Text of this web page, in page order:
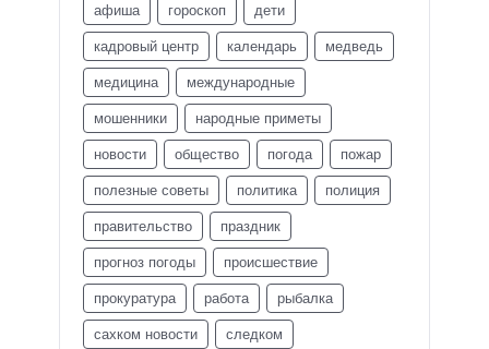
афиша гороскоп дети
кадровый центр календарь медведь
медицина международные
мошенники народные приметы
новости общество погода пожар
полезные советы политика полиция
правительство праздник
прогноз погоды происшествие
прокуратура работа рыбалка
сахком новости следком